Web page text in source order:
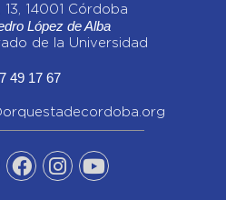
14001 Córdoba
López de Alba
de la Universidad
49 17 67